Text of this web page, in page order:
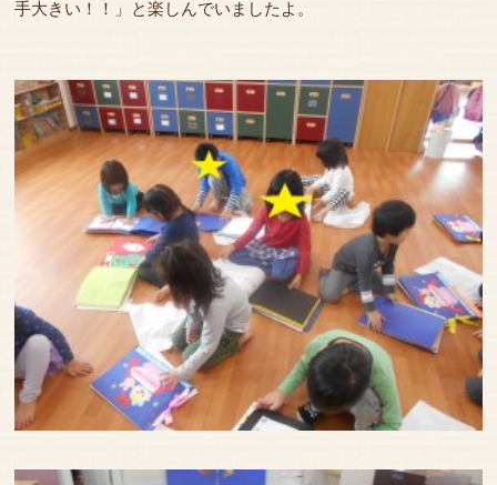
手大きい！！」と楽しんでいましたよ。